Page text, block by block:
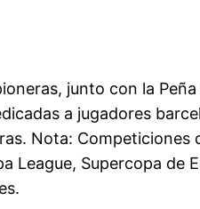
junto con la Peña
a jugadores
Nota: Competiciones
League, Supercopa de